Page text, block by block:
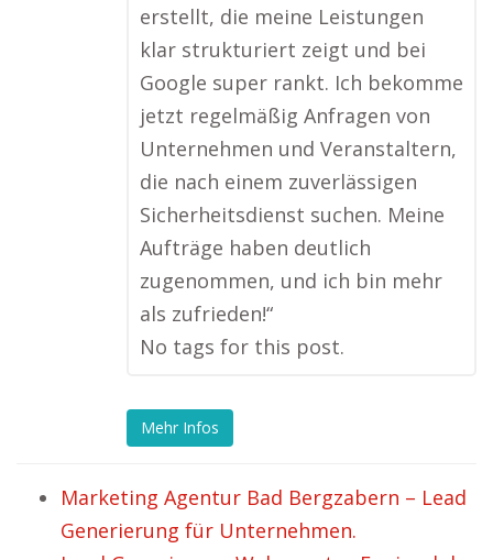
erstellt, die meine Leistungen
klar strukturiert zeigt und bei
Google super rankt. Ich bekomme
jetzt regelmäßig Anfragen von
Unternehmen und Veranstaltern,
die nach einem zuverlässigen
Sicherheitsdienst suchen. Meine
Aufträge haben deutlich
zugenommen, und ich bin mehr
als zufrieden!“
No tags for this post.
Mehr Infos
Marketing Agentur Bad Bergzabern – Lead
Generierung für Unternehmen.